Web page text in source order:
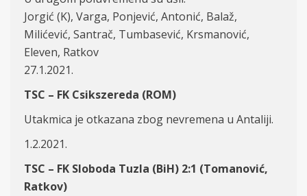
Jorgić (K), Varga, Ponjević, Antonić, Balaž,
Milićević, Santrač, Tumbasević, Krsmanović,
Eleven, Ratkov
27.1.2021.
TSC – FK Csikszereda (ROM)
Utakmica je otkazana zbog nevremena u Antaliji.
1.2.2021.
TSC – FK Sloboda Tuzla (BiH) 2:1 (Tomanović,
Ratkov)